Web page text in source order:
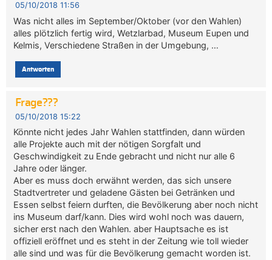
05/10/2018 11:56
Was nicht alles im September/Oktober (vor den Wahlen)
alles plötzlich fertig wird, Wetzlarbad, Museum Eupen und
Kelmis, Verschiedene Straßen in der Umgebung, …
Antworten
Frage???
05/10/2018 15:22
Könnte nicht jedes Jahr Wahlen stattfinden, dann würden
alle Projekte auch mit der nötigen Sorgfalt und
Geschwindigkeit zu Ende gebracht und nicht nur alle 6
Jahre oder länger.
Aber es muss doch erwähnt werden, das sich unsere
Stadtvertreter und geladene Gästen bei Getränken und
Essen selbst feiern durften, die Bevölkerung aber noch nicht
ins Museum darf/kann. Dies wird wohl noch was dauern,
sicher erst nach den Wahlen. aber Hauptsache es ist
offiziell eröffnet und es steht in der Zeitung wie toll wieder
alle sind und was für die Bevölkerung gemacht worden ist.